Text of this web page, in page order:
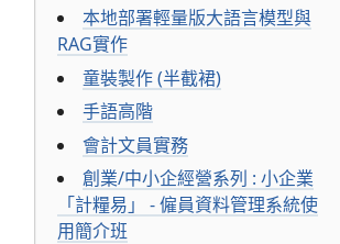
本地部署輕量版大語言模型與
RAG實作
童裝製作 (半截裙)
手語高階
會計文員實務
創業/中小企經營系列 : 小企業
「計糧易」 - 僱員資料管理系統使
用簡介班